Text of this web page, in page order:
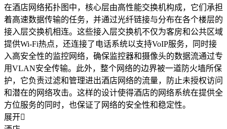
在酒店网络拓扑图中，核心层由高性能交换机构成，它们承担
着高速数据传输的任务，并通过光纤链接与分布在各个楼层的
接入层交换机相连。这些接入层交换机不仅为客房和公共区域
提供Wi-Fi热点，还连接了电话系统以支持VoIP服务，同时接
入高安全性的监控网络，确保监控器和摄像头的数据流通过专
用VLAN安全传输。此外，整个网络的边界被一道防火墙所保
护，它负责过滤和管理进出酒店网络的流量，防止未授权访问
和潜在的网络攻击。这样的设计使得酒店的网络系统在提供全
方位服务的同时，也保证了网络的安全性和稳定性。
展开